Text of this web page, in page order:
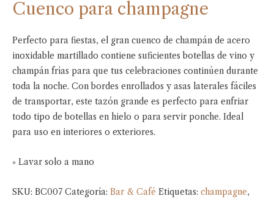
Cuenco para champagne
Perfecto para fiestas, el gran cuenco de champán de acero
inoxidable martillado contiene suficientes botellas de vino y
champán frías para que tus celebraciones continúen durante
toda la noche. Con bordes enrollados y asas laterales fáciles
de transportar, este tazón grande es perfecto para enfriar
todo tipo de botellas en hielo o para servir ponche. Ideal
para uso en interiores o exteriores.
» Lavar solo a mano
SKU: BC007 Categoría: Bar & Café Etiquetas: champagne,